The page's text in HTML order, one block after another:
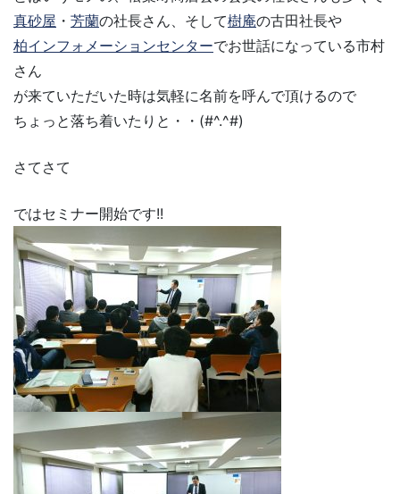
真砂屋 ・ 芳蘭の社長さん、そして樹庵の古田社長や
柏インフォメーションセンターでお世話になっている市村
さん
が来ていただいた時は気軽に名前を呼んで頂けるので
ちょっと落ち着いたりと・・(#^.^#)
さてさて
ではセミナー開始です!!